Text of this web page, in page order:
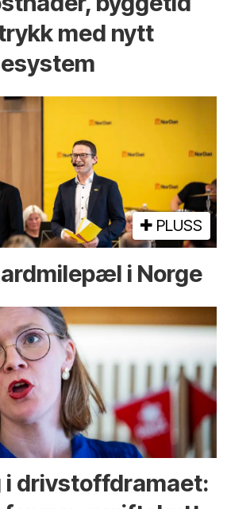
med nytt
PLUSS
i Norge
i drivstoffdramaet: